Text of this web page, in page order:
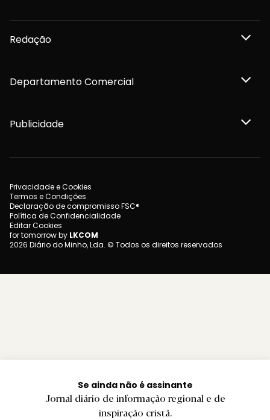
Se ainda não é assinante
Jornal diário de informação regional e de
inspiração cristã.
Redação
Departamento Comercial
Publicidade
Privacidade e Cookies
Termos e Condições
Declaração de compromisso FSC®
Política de Confidencialidade
Editar Cookies
for tomorrow by LKCOM
2026 Diário do Minho, Lda. © Todos os direitos reservados